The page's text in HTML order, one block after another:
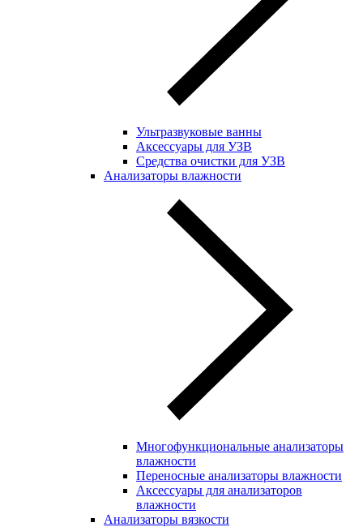
Ультразвуковые ванны
Аксессуары для УЗВ
Средства очистки для УЗВ
Анализаторы влажности
Многофункциональные анализаторы
влажности
Переносные анализаторы влажности
Аксессуары для анализаторов
влажности
Анализаторы вязкости